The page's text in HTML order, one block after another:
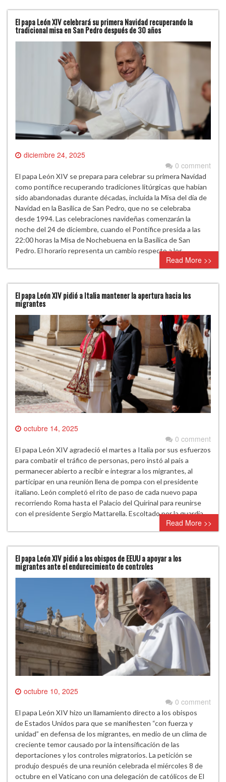
El papa León XIV celebrará su primera Navidad recuperando la
tradicional misa en San Pedro después de 30 años
diciembre 24, 2025
0 comment
El papa León XIV se prepara para celebrar su primera Navidad
como pontífice recuperando tradiciones litúrgicas que habían
sido abandonadas durante décadas, incluida la Misa del día de
Navidad en la Basílica de San Pedro, que no se celebraba
desde 1994. Las celebraciones navideñas comenzarán la
noche del 24 de diciembre, cuando el Pontífice presida a las
22:00 horas la Misa de Nochebuena en la Basílica de San
Pedro. El horario representa un cambio respecto a los…
Read More >>
El papa León XIV pidió a Italia mantener la apertura hacia los
migrantes
octubre 14, 2025
0 comment
El papa León XIV agradeció el martes a Italia por sus esfuerzos
para combatir el tráfico de personas, pero instó al país a
permanecer abierto a recibir e integrar a los migrantes, al
participar en una reunión llena de pompa con el presidente
italiano. León completó el rito de paso de cada nuevo papa
recorriendo Roma hasta el Palacio del Quirinal para reunirse
con el presidente Sergio Mattarella. Escoltado por la guardia…
Read More >>
El papa León XIV pidió a los obispos de EEUU a apoyar a los
migrantes ante el endurecimiento de controles
octubre 10, 2025
0 comment
El papa León XIV hizo un llamamiento directo a los obispos
de Estados Unidos para que se manifiesten “con fuerza y
unidad” en defensa de los migrantes, en medio de un clima de
creciente temor causado por la intensificación de las
deportaciones y los controles migratorios. La petición se
produjo después de una reunión celebrada el miércoles 8 de
octubre en el Vaticano con una delegación de católicos de El